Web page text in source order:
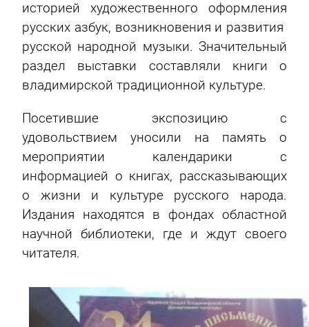
историей художественного оформления
русских азбук, возникновения и развития
русской народной музыки. Значительный
раздел выставки составляли книги о
владимирской традиционной культуре.
Посетившие экспозицию с
удовольствием уносили на память о
мероприятии календарики с
информацией о книгах, рассказывающих
о жизни и культуре русского народа.
Издания находятся в фондах областной
научной библиотеки, где и ждут своего
читателя.